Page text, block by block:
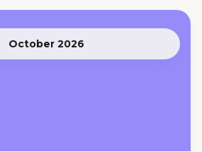
October 2026